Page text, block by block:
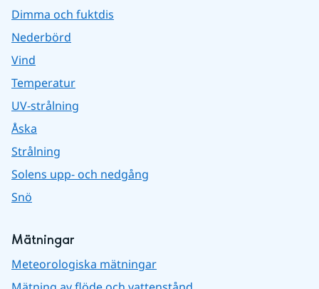
Dimma och fuktdis
Nederbörd
Vind
Temperatur
UV-strålning
Åska
Strålning
Solens upp- och nedgång
Snö
Mätningar
Meteorologiska mätningar